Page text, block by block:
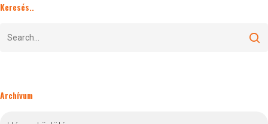
Keresés..
Archívum